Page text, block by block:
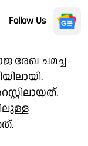
Follow Us
രേഖ ചമച്ച